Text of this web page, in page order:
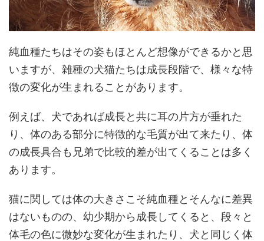
純血種たちはその姿もほとんど想像ができるかと思
いますが、雑種の犬猫たちは成長段階で、様々な特
徴の変化が生まれることがあります。
例えば、犬であれば成長と共に耳の片方が垂れた
り、体のある部分に特徴的な毛質が出て来たり、体
の成長具合も兄弟で比較的差が出てくることは多く
あります。
猫に関しては体の大きさこそ純血種とそんなに差異
はないものの、幼少期から成長してくると、段々と
体毛の色に微妙な変化が生まれたり、犬と同じく体